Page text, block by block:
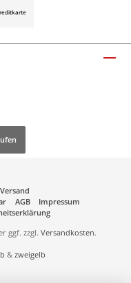
AGB
Impressum
ggf. zzgl. Versandkosten.
& zweigelb